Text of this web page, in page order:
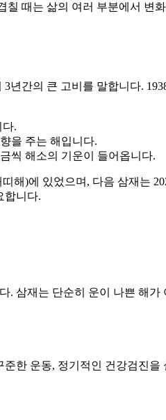
때는 삶의 여러 부분에서 변
간의 큰 고비를 말합니다.
.
을 주는 해입니다.
씩 해소의 기운이 들어옵니다.
해)에 있었으며, 다음 삼재는
합니다.
삼재는 단순히 운이 나쁜 해
한 운동, 정기적인 건강검진